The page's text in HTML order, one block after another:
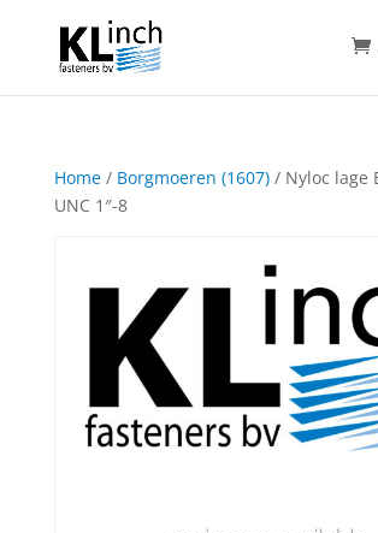
Home/ Borgmoeren (1607)/ Nyloc lage
UNC 1″-8